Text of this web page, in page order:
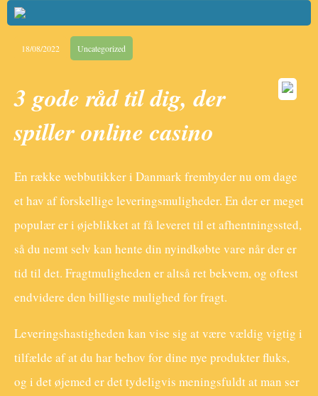
18/08/2022 Uncategorized
3 gode råd til dig, der
spiller online casino
En række webbutikker i Danmark frembyder nu om dage
et hav af forskellige leveringsmuligheder. En der er meget
populær er i øjeblikket at få leveret til et afhentningssted,
så du nemt selv kan hente din nyindkøbte vare når der er
tid til det. Fragtmuligheden er altså ret bekvem, og oftest
endvidere den billigste mulighed for fragt.
Leveringshastigheden kan vise sig at være vældig vigtig i
tilfælde af at du har behov for dine nye produkter fluks,
og i det øjemed er det tydeligvis meningsfuldt at man ser